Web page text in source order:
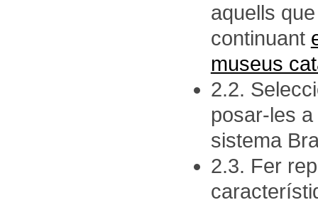
aquells
continuant
museus
2.2.
posar-les
sistema
2.3. Fer